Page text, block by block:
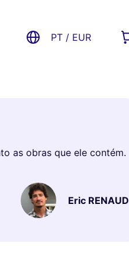
PT / EUR
as obras que ele contém.
Eric RENAUD